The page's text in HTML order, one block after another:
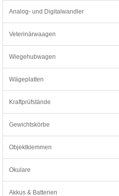
Analog- und Digitalwandler
Veterinärwaagen
Wiegehubwagen
Wägeplatten
Kraftprüfstände
Gewichtskörbe
Objektklemmen
Okulare
Akkus & Batterien